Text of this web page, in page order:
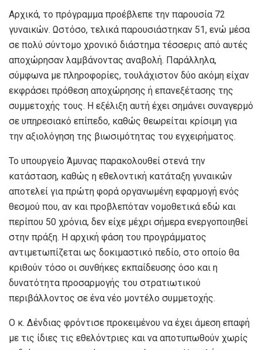
Αρχικά, το πρόγραμμα προέβλεπε την παρουσία 72
γυναικών. Ωστόσο, τελικά παρουσιάστηκαν 51, ενώ μέσα
σε πολύ σύντομο χρονικό διάστημα τέσσερις από αυτές
αποχώρησαν λαμβάνοντας αναβολή. Παράλληλα,
σύμφωνα με πληροφορίες, τουλάχιστον δύο ακόμη είχαν
εκφράσει πρόθεση αποχώρησης ή επανεξέτασης της
συμμετοχής τους. Η εξέλιξη αυτή έχει σημάνει συναγερμό
σε υπηρεσιακό επίπεδο, καθώς θεωρείται κρίσιμη για
την αξιολόγηση της βιωσιμότητας του εγχειρήματος.
Το υπουργείο Άμυνας παρακολουθεί στενά την
κατάσταση, καθώς η εθελοντική κατάταξη γυναικών
αποτελεί για πρώτη φορά οργανωμένη εφαρμογή ενός
θεσμού που, αν και προβλεπόταν νομοθετικά εδώ και
περίπου 50 χρόνια, δεν είχε μέχρι σήμερα ενεργοποιηθεί
στην πράξη. Η αρχική φάση του προγράμματος
αντιμετωπίζεται ως δοκιμαστικό πεδίο, στο οποίο θα
κριθούν τόσο οι συνθήκες εκπαίδευσης όσο και η
δυνατότητα προσαρμογής του στρατιωτικού
περιβάλλοντος σε ένα νέο μοντέλο συμμετοχής.
Ο κ. Δένδιας φρόντισε προκειμένου να έχει άμεση επαφή
με τις ίδιες τις εθελόντριες και να αποτυπωθούν χωρίς